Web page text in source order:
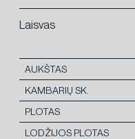
Laisvas
AUKŠTAS
KAMBARIŲ SK.
PLOTAS
LODŽIJOS PLOTAS